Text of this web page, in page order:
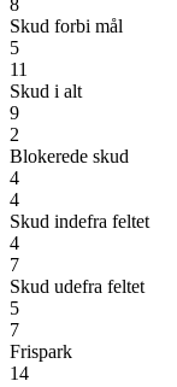
8
Skud forbi mål
5
11
Skud i alt
9
2
Blokerede skud
4
4
Skud indefra feltet
4
7
Skud udefra feltet
5
7
Frispark
14